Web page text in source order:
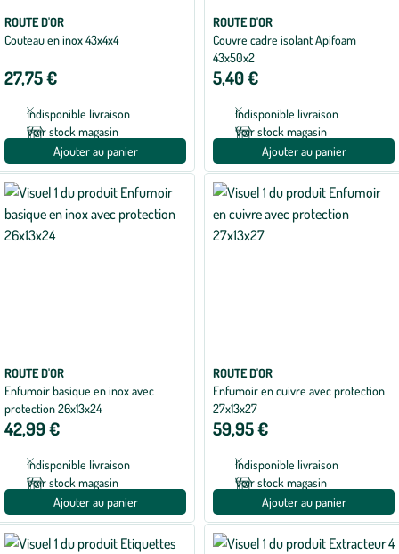
ROUTE D'OR
Couteau en inox 43x4x4
27,75 €
Indisponible livraison
Voir stock magasin
Ajouter au panier
ROUTE D'OR
Couvre cadre isolant Apifoam
43x50x2
5,40 €
Indisponible livraison
Voir stock magasin
Ajouter au panier
ROUTE D'OR
Enfumoir basique en inox avec
protection 26x13x24
42,99 €
Indisponible livraison
Voir stock magasin
Ajouter au panier
ROUTE D'OR
Enfumoir en cuivre avec protection
27x13x27
59,95 €
Indisponible livraison
Voir stock magasin
Ajouter au panier